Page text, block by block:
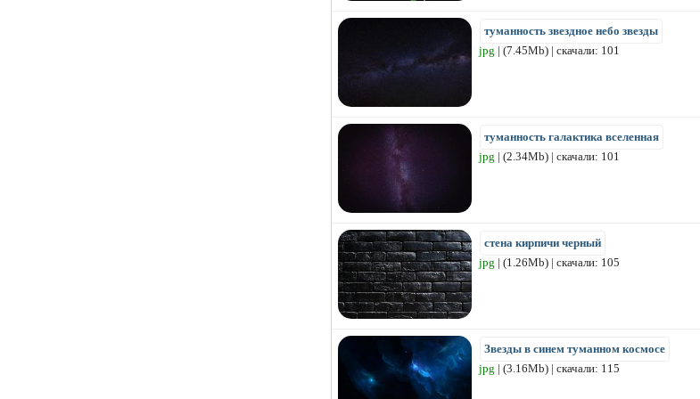
туманность звездное небо звезды
jpg | (7.45Mb) | скачали: 101
туманность галактика вселенная
jpg | (2.34Mb) | скачали: 101
стена кирпичи черный
jpg | (1.26Mb) | скачали: 105
Звезды в синем туманном космосе
jpg | (3.16Mb) | скачали: 115